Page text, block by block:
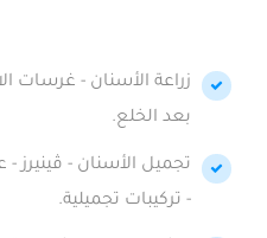
زراعة الأسنان - غرسات
بعد الخلع.
تجميل الأسنان -
- تركيبات تجميلية.